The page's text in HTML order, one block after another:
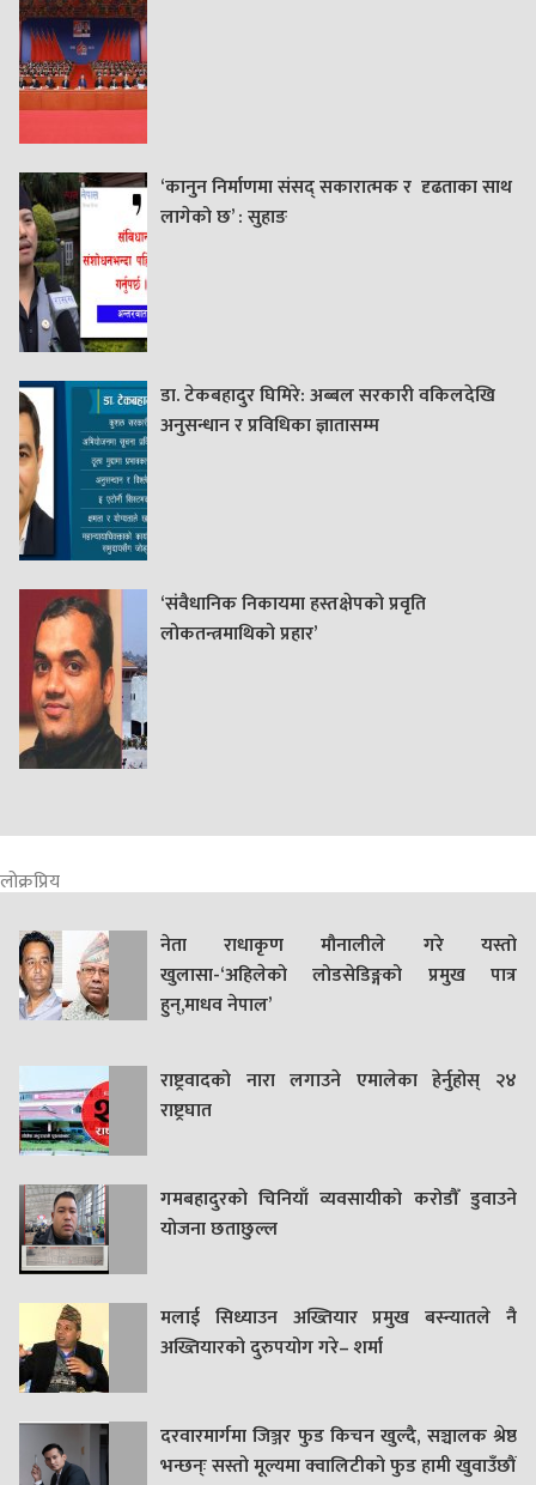
‘कानुन निर्माणमा संसद् सकारात्मक र दृढताका साथ
लागेको छ’ : सुहाङ
डा. टेकबहादुर घिमिरे: अब्बल सरकारी वकिलदेखि
अनुसन्धान र प्रविधिका ज्ञातासम्म
‘संवैधानिक निकायमा हस्तक्षेपको प्रवृति
लोकतन्त्रमाथिको प्रहार’
लोक्रप्रिय
नेता राधाकृण मौनालीले गरे यस्तो
खुलासा-‘अहिलेको लोडसेडिङ्गको प्रमुख पात्र
हुन्,माधव नेपाल’
राष्ट्रवादको नारा लगाउने एमालेका हेर्नुहोस् २४
राष्ट्रघात
गमबहादुरकाे चिनियाँ व्यवसायीको करोडौँ डुवाउने
याेजना छताछुल्ल
मलाई सिध्याउन अख्तियार प्रमुख बस्न्यातले नै
अख्तियारको दुरुपयोग गरे– शर्मा
दरवारमार्गमा जिञ्जर फुड किचन खुल्दै, सञ्चालक श्रेष्ठ
भन्छन्ः सस्तो मूल्यमा क्वालिटीको फुड हामी खुवाउँछौं